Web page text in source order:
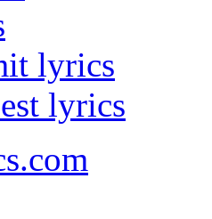
lyrics
lyrics